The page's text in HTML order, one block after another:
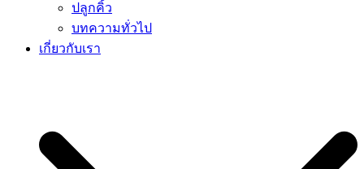
ปลูกคิ้ว
บทความทั่วไป
เกี่ยวกับเรา